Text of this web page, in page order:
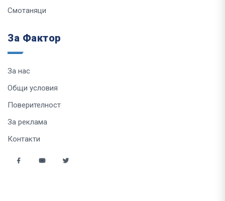
Смотаняци
За Фактор
За нас
Общи условия
Поверителност
За реклама
Контакти